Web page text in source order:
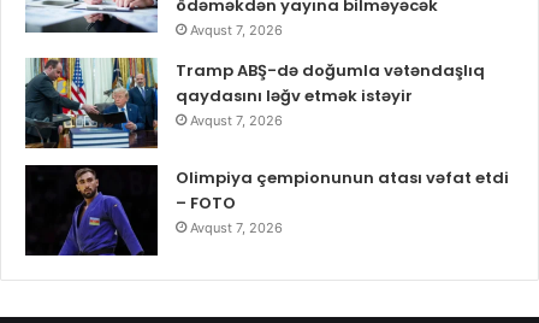
ödəməkdən yayına bilməyəcək
Avqust 7, 2026
Tramp ABŞ-də doğumla vətəndaşlıq
qaydasını ləğv etmək istəyir
Avqust 7, 2026
Olimpiya çempionunun atası vəfat etdi
– FOTO
Avqust 7, 2026